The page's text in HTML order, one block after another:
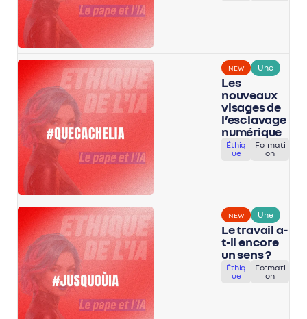
NEW Une
Les
nouveaux
visages de
l’esclavage
numérique
Éthiq
ue
Formati
on
NEW Une
Le travail a-
t-il encore
un sens ?
Éthiq
ue
Formati
on